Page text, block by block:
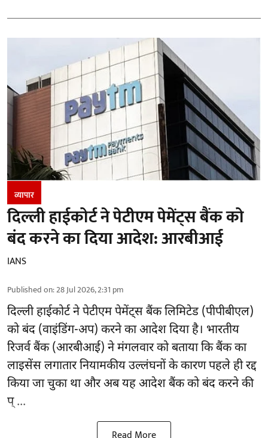
व्यापार
दिल्ली हाईकोर्ट ने पेटीएम पेमेंट्स बैंक को
बंद करने का दिया आदेश: आरबीआई
IANS
Published on:28 Jul 2026, 2:31 pm
दिल्ली हाईकोर्टने पेटीएम पेमेंट्स बैंक लिमिटेड (पीपीबीएल)
को बंद (वाइंडिंग-अप) करने का आदेश दिया है। भारतीय
रिजर्व बैंक (आरबीआई) ने मंगलवार को बताया कि बैंक का
लाइसेंस लगातार नियामकीय उल्लंघनों के कारण पहले ही रद्द
किया जा चुका था और अब यह आदेश बैंक को बंद करने की
प् ...